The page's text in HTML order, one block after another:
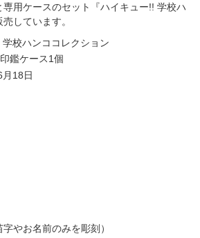
用ケースのセット『ハイキュー!! 学校ハ
しています。
校ハンココレクション
鑑ケース1個
18日
やお名前のみを彫刻）